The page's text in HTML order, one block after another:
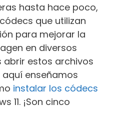
hasta hace poco,
códecs que utilizan
para mejorar la
en diversos
abrir estos archivos
enseñamos
instalar los códecs
11. ¡Son cinco